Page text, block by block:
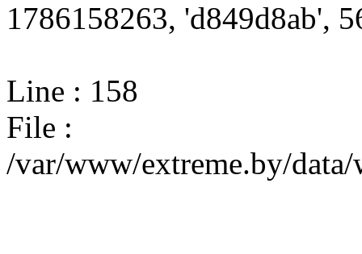
1786158263, 'd849d8ab',
Line : 158
File :
/var/www/extreme.by/